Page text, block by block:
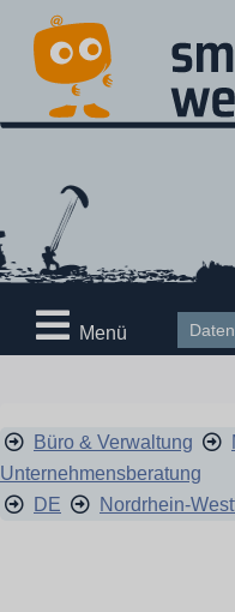
Menü
Büro & Verwaltung
Unternehmensberatung
DE
Nordrhein-